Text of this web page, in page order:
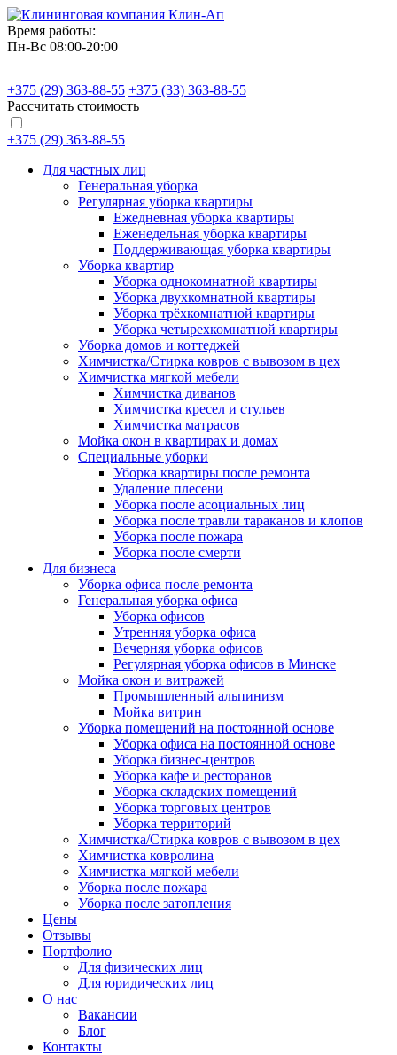
Время работы:
Пн-Вс 08:00-20:00
+375 (29) 363-88-55 +375 (33) 363-88-55
Рассчитать стоимость
+375 (29) 363-88-55
Для частных лиц
Генеральная уборка
Регулярная уборка квартиры
Ежедневная уборка квартиры
Еженедельная уборка квартиры
Поддерживающая уборка квартиры
Уборка квартир
Уборка однокомнатной квартиры
Уборка двухкомнатной квартиры
Уборка трёхкомнатной квартиры
Уборка четырехкомнатной квартиры
Уборка домов и коттеджей
Химчистка/Стирка ковров с вывозом в цех
Химчистка мягкой мебели
Химчистка диванов
Химчистка кресел и стульев
Химчистка матрасов
Мойка окон в квартирах и домах
Специальные уборки
Уборка квартиры после ремонта
Удаление плесени
Уборка после асоциальных лиц
Уборка после травли тараканов и клопов
Уборка после пожара
Уборка после смерти
Для бизнеса
Уборка офиса после ремонта
Генеральная уборка офиса
Уборка офисов
Утренняя уборка офиса
Вечерняя уборка офисов
Регулярная уборка офисов в Минске
Мойка окон и витражей
Промышленный альпинизм
Мойка витрин
Уборка помещений на постоянной основе
Уборка офиса на постоянной основе
Уборка бизнес-центров
Уборка кафе и ресторанов
Уборка складских помещений
Уборка торговых центров
Уборка территорий
Химчистка/Стирка ковров с вывозом в цех
Химчистка ковролина
Химчистка мягкой мебели
Уборка после пожара
Уборка после затопления
Цены
Отзывы
Портфолио
Для физических лиц
Для юридических лиц
О нас
Вакансии
Блог
Контакты